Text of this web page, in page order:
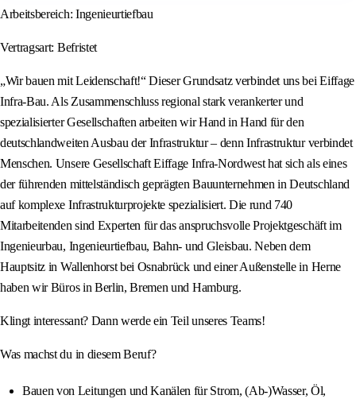
Arbeitsbereich: Ingenieurtiefbau
Vertragsart: Befristet
„Wir bauen mit Leidenschaft!“ Dieser Grundsatz verbindet uns bei Eiffage
Infra-Bau. Als Zusammenschluss regional stark verankerter und
spezialisierter Gesellschaften arbeiten wir Hand in Hand für den
deutschlandweiten Ausbau der Infrastruktur – denn Infrastruktur verbindet
Menschen. Unsere Gesellschaft Eiffage Infra-Nordwest hat sich als eines
der führenden mittelständisch geprägten Bauunternehmen in Deutschland
auf komplexe Infrastrukturprojekte spezialisiert. Die rund 740
Mitarbeitenden sind Experten für das anspruchsvolle Projektgeschäft im
Ingenieurbau, Ingenieurtiefbau, Bahn- und Gleisbau. Neben dem
Hauptsitz in Wallenhorst bei Osnabrück und einer Außenstelle in Herne
haben wir Büros in Berlin, Bremen und Hamburg.
Klingt interessant? Dann werde ein Teil unseres Teams!
Was machst du in diesem Beruf?
Bauen von Leitungen und Kanälen für Strom, (Ab-)Wasser, Öl,